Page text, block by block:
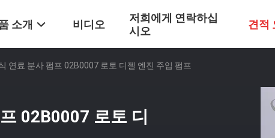
소개 비디오
저희에게 연락하십
시오
견적
연료 분사 펌프 02B0007 로토 디젤 엔진 주입 펌프
02B0007 로토 디